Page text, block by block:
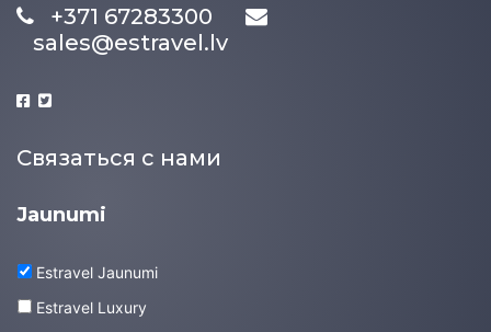
+371 67283300
sales@estravel.lv
Связаться с нами
Jaunumi
Estravel Jaunumi
Estravel Luxury